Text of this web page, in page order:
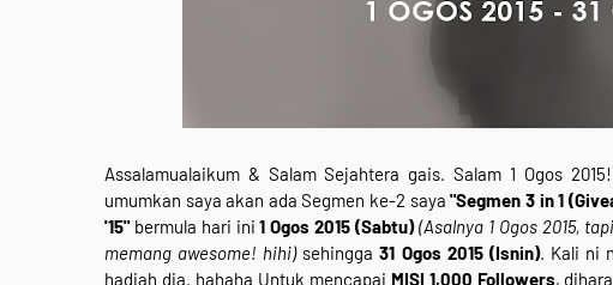
Assalamualaikum & Salam Sejahtera gais. Salam 1 Ogos
umumkan saya akan ada Segmen ke-2 saya"Segmen 3 in 1
'15"bermula hari ini1 Ogos 2015 (Sabtu) (Asalnya 1 Ogos 2015,
memang awesome! hihi) sehingga31 Ogos 2015 (Isnin). Kali ni
hadiah dia. hahaha Untuk mencapai MISI 1,000 Followers,